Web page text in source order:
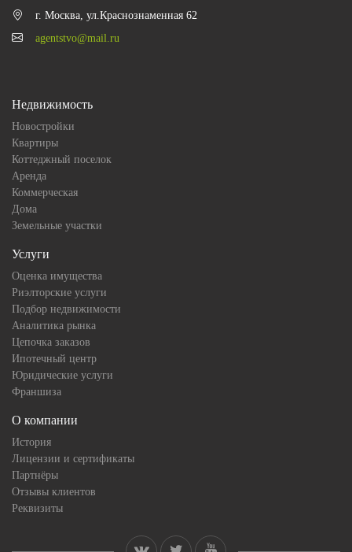
г. Москва, ул.Краснознаменная 62
agentstvo@mail.ru
Недвижимость
Новостройки
Квартиры
Коттеджный поселок
Аренда
Коммерческая
Дома
Земельные участки
Услуги
Оценка имущества
Риэлторские услуги
Подбор недвижимости
Аналитика рынка
Цепочка заказов
Ипотечный центр
Юридические услуги
Франшиза
О компании
История
Лицензии и сертификаты
Партнёры
Отзывы клиентов
Реквизиты